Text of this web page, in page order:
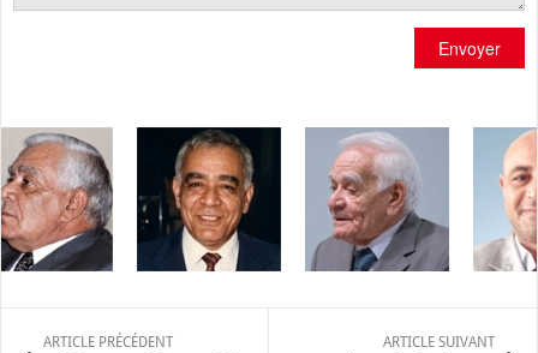
Envoyer
ARTICLE PRÉCÉDENT ARTICLE SUIVANT